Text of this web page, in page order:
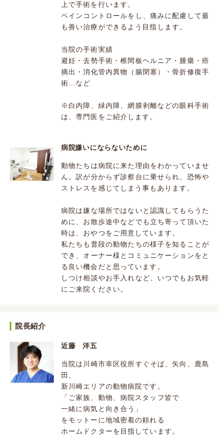
上で手術を行います。
ペインコントロールをし、痛みに配慮して最
も善い治療ができるよう目指します。
当院の手術実績
避妊・去勢手術・椎間板ヘルニア・腫瘍・癌
摘出・消化管内異物（腸閉塞）・骨折修復手
術…など
※白内障、緑内障、網膜剥離などの眼科手術
は、専門医をご紹介します。
病院嫌いにならないために
動物たちは病院に来た理由をわかっていませ
ん。訳が分からず診察台に乗せられ、恐怖や
ストレスを感じてしまう事もあります。
病院は嫌な場所ではないと認識してもらうた
めに、お散歩途中などでも立ち寄って頂いた
時は、おやつをご用意しています。
私たちも普段の動物たちの様子を知ることが
でき、オーナー様とコミュニケーションをと
る良い機会だと思っています。
しつけ相談やお手入れなど、いつでもお気軽
にご来院ください。
院長紹介
近藤 洋五
当院は川崎市幸区役所すぐそば、矢向、鹿島
田、
新川崎エリアの動物病院です。
「ご家族、動物、病院スタッフ皆で
一緒に病気と向き合う」
をモットーに地域密着の頼れる
ホームドクターを目指しています。